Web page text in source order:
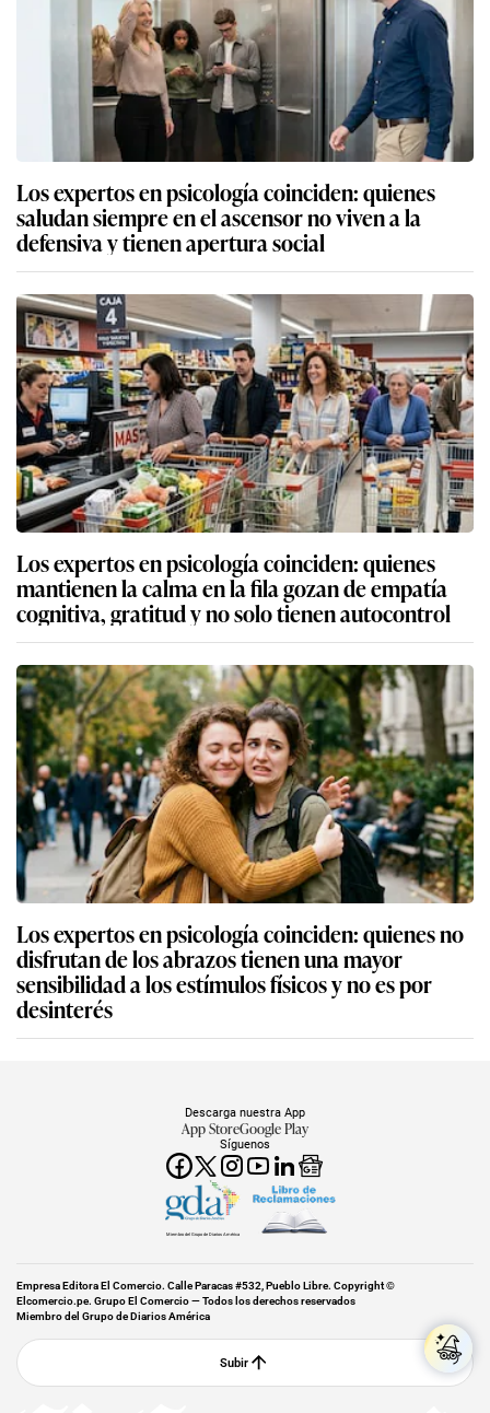
Los expertos en psicología coinciden: quienes
saludan siempre en el ascensor no viven a la
defensiva y tienen apertura social
Los expertos en psicología coinciden: quienes
mantienen la calma en la fila gozan de empatía
cognitiva, gratitud y no solo tienen autocontrol
Los expertos en psicología coinciden: quienes no
disfrutan de los abrazos tienen una mayor
sensibilidad a los estímulos físicos y no es por
desinterés
Síguenos
Descarga nuestra App
App StoreGoogle Play
Miembro del Grupo de Diarios América
Empresa Editora El Comercio. Calle Paracas #532, Pueblo Libre. Copyright ©
Elcomercio.pe. Grupo El Comercio — Todos los derechos reservados
Miembro del Grupo de Diarios América
Subir